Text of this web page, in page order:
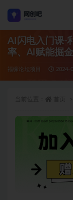
AI闪电入门课-
率、AI赋能掘
福缘论坛项目 2024-